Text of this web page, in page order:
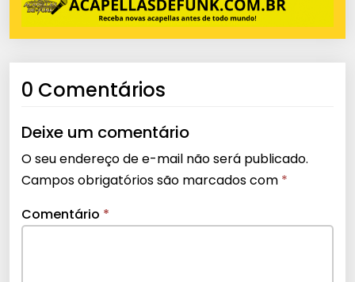
0 Comentários
Deixe um comentário
O seu endereço de e-mail não será publicado.
Campos obrigatórios são marcados com *
Comentário *